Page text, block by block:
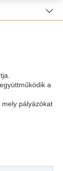
a
pályázókat